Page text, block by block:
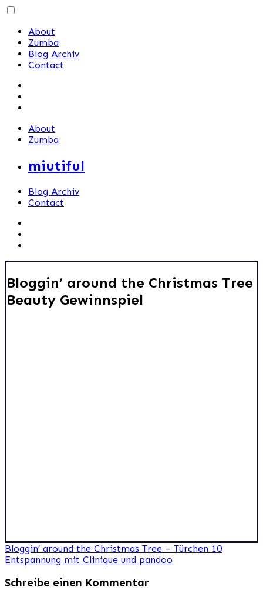
Skip
contentAbout
Zumba
Blog Archiv
Contact
About
Zumba
miutiful
Blog Archiv
Contact
Bloggin’ around the Christmas Tree
Beauty Gewinnspiel
Beitragsnavigation
Bloggin’ around the Christmas Tree – Türchen 10
Entspannung mit Clinique und pandoo
Schreibe einen Kommentar